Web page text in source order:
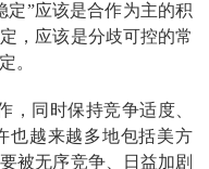
定”应该是合作为主的积
，应该是分歧可控的常
。
，同时保持竞争适度、
越来越多地包括美方
被无序竞争、日益加剧